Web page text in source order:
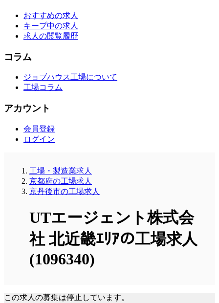
おすすめの求人
キープ中の求人
求人の閲覧履歴
コラム
ジョブハウス工場について
工場コラム
アカウント
会員登録
ログイン
工場・製造業求人
京都府の工場求人
京丹後市の工場求人
UTエージェント株式会
社 北近畿ｴﾘｱの工場求人
(1096340)
この求人の募集は停止しています。